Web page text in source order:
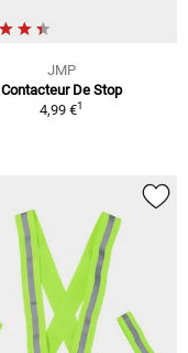
JMP
Contacteur De Stop
4,99 €1